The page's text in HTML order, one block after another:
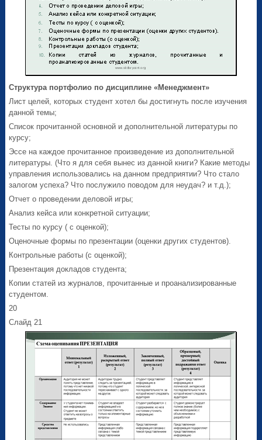
Структура портфолио по дисциплине «Менеджмент»
Лист целей, которых студент хотел бы достигнуть после изучения
данной темы;
Список прочитанной основной и дополнительной литературы по
курсу;
Эссе на каждое прочитанное произведение из дополнительной
литературы. (Что я для себя вынес из данной книги? Какие методы
управления использовались на данном предприятии? Что стало
залогом успеха? Что послужило поводом для неудач? и т.д.);
Отчет о проведении деловой игры;
Анализ кейса или конкретной ситуации;
Тесты по курсу ( с оценкой);
Оценочные формы по презентации (оценки других студентов).
Контрольные работы (с оценкой);
Презентация докладов студента;
Копии статей из журналов, прочитанные и проанализированные
студентом.
20
Слайд 21